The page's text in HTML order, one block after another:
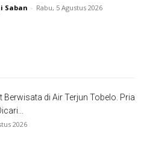
Saban - Rabu, 5 Agustus 2026
Berwisata di Air Terjun Tobelo. Pria
2026